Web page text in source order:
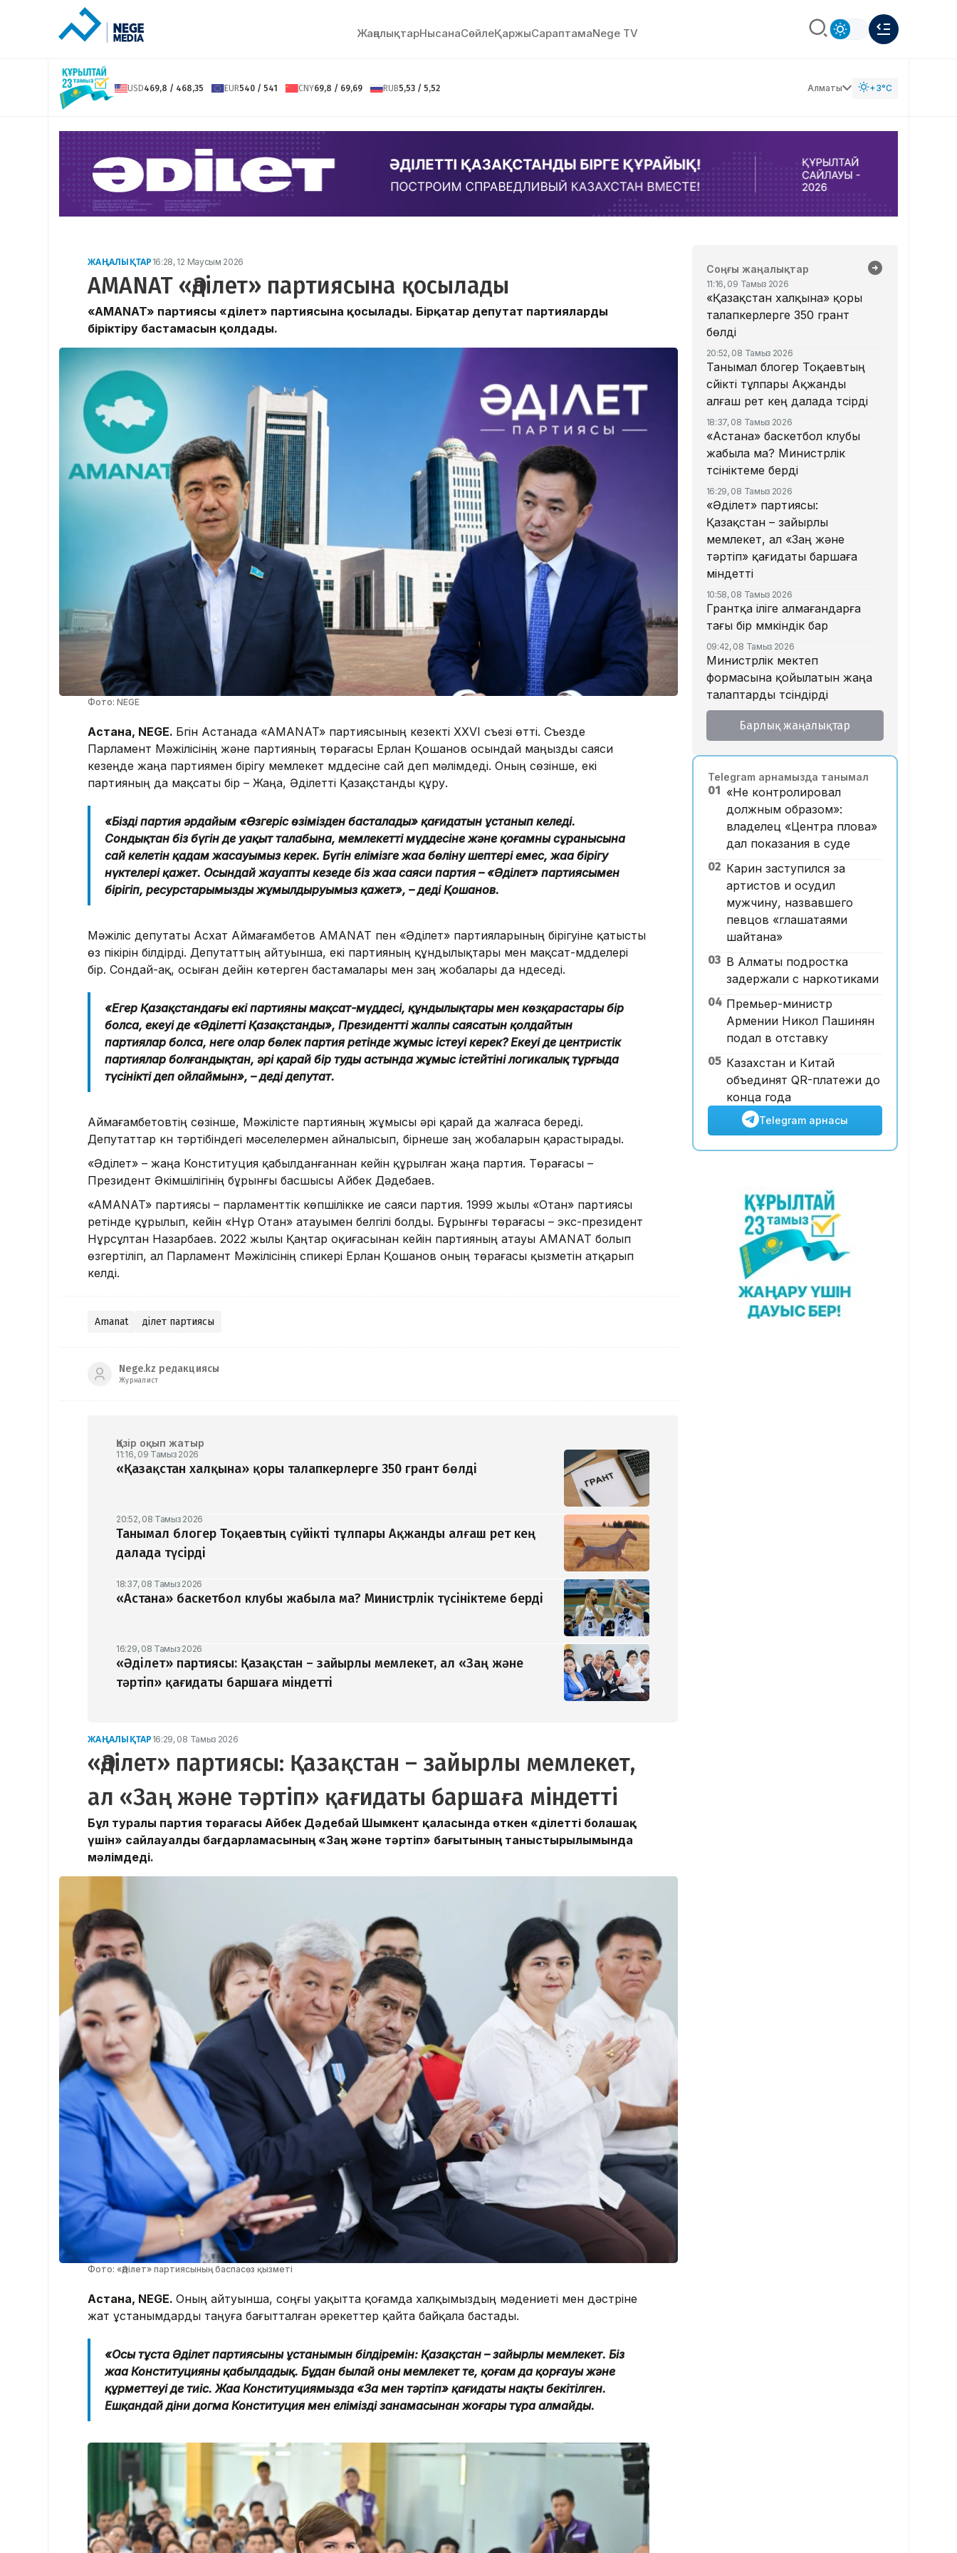
ЖаңалықтарНысанаСөйлeҚаржыСараптамаNege TV
USD469,8 / 468,35 EUR540 / 541 CNY69,8 / 69,69 RUB5,53 / 5,52 Алматы +3°C
ЖАҢАЛЫҚТАР 16:28, 12 Маусым 2026
AMANAT «Әділет» партиясына қосылады
«AMANAT» партиясы «Әділет» партиясына қосылады. Бірқатар депутат партияларды
біріктіру бастамасын қолдады.
Фото: NEGE
Астана, NEGE. Бүгін Астанада «AMANAT» партиясының кезекті XXVI съезі өтті. Съезде
Парламент Мәжілісінің және партияның төрағасы Ерлан Қошанов осындай маңызды саяси
кезеңде жаңа партиямен бірігу мемлекет мүддесіне сай деп мәлімдеді. Оның сөзінше, екі
партияның да мақсаты бір – Жаңа, Әділетті Қазақстанды құру.
«Біздің партия әрдайым «Өзгеріс өзімізден басталады» қағидатын ұстанып келеді.
Сондықтан біз бүгін де уақыт талабына, мемлекеттің мүддесіне және қоғамның сұранысына
сай келетін қадам жасауымыз керек. Бүгін елімізге жаңа бөліну шептері емес, жаңа бірігу
нүктелері қажет. Осындай жауапты кезеңде біз жаңа саяси партия – «Әділет» партиясымен
бірігіп, ресурстарымызды жұмылдыруымыз қажет», – деді Қошанов.
Мәжіліс депутаты Асхат Аймағамбетов AMANAT пен «Әділет» партияларының бірігуіне қатысты
өз пікірін білдірді. Депутаттың айтуынша, екі партияның құндылықтары мен мақсат-мүдделері
бір. Сондай-ақ, осыған дейін көтерген бастамалары мен заң жобалары да үндеседі.
«Егер Қазақстандағы екі партияның мақсат-мүддесі, құндылықтары мен көзқарастары бір
болса, екеуі де «Әділетті Қазақстанды», Президенттің жалпы саясатын қолдайтын
партиялар болса, неге олар бөлек партия ретінде жұмыс істеуі керек? Екеуі де центристік
партиялар болғандықтан, әрі қарай бір тудың астында жұмыс істейтіні логикалық тұрғыда
түсінікті деп ойлаймын», – деді депутат.
Аймағамбетовтің сөзінше, Мәжілісте партияның жұмысы әрі қарай да жалғаса береді.
Депутаттар күн тәртібіндегі мәселелермен айналысып, бірнеше заң жобаларын қарастырады.
«Әділет» – жаңа Конституция қабылданғаннан кейін құрылған жаңа партия. Төрағасы –
Президент Әкімшілігінің бұрынғы басшысы Айбек Дәдебаев.
«AMANAT» партиясы – парламенттік көпшілікке ие саяси партия. 1999 жылы «Отан» партиясы
ретінде құрылып, кейін «Нұр Отан» атауымен белгілі болды. Бұрынғы төрағасы – экс-президент
Нұрсұлтан Назарбаев. 2022 жылы Қаңтар оқиғасынан кейін партияның атауы AMANAT болып
өзгертіліп, ал Парламент Мәжілісінің спикері Ерлан Қошанов оның төрағасы қызметін атқарып
келді.
Amanat Әділет партиясы
Nege.kz редакциясы
Журналист
Қазір оқып жатыр
11:16, 09 Тамыз 2026
«Қазақстан халқына» қоры талапкерлерге 350 грант бөлді
20:52, 08 Тамыз 2026
Танымал блогер Тоқаевтың сүйікті тұлпары Ақжанды алғаш рет кең
далада түсірді
18:37, 08 Тамыз 2026
«Астана» баскетбол клубы жабыла ма? Министрлік түсініктеме берді
16:29, 08 Тамыз 2026
«Әділет» партиясы: Қазақстан – зайырлы мемлекет, ал «Заң және
тәртіп» қағидаты баршаға міндетті
ЖАҢАЛЫҚТАР 16:29, 08 Тамыз 2026
«Әділет» партиясы: Қазақстан – зайырлы мемлекет,
ал «Заң және тәртіп» қағидаты баршаға міндетті
Бұл туралы партия төрағасы Айбек Дәдебай Шымкент қаласында өткен «Әділетті болашақ
үшін» сайлауалды бағдарламасының «Заң және тәртіп» бағытының таныстырылымында
мәлімдеді.
Фото: «Әділет» партиясының баспасөз қызметі
Астана, NEGE. Оның айтуынша, соңғы уақытта қоғамда халқымыздың мәдениеті мен дәстүріне
жат ұстанымдарды таңуға бағытталған әрекеттер қайта байқала бастады.
«Осы тұста Әділет партиясының ұстанымын білдіремін: Қазақстан – зайырлы мемлекет. Біз
жаңа Конституцияны қабылдадық. Бұдан былай оны мемлекет те, қоғам да қорғауы және
құрметтеуі де тиіс. Жаңа Конституциямызда «Заң мен тәртіп» қағидаты нақты бекітілген.
Ешқандай діни догма Конституция мен еліміздің заңнамасынан жоғары тұра алмайды.
Соңғы жаңалықтар
11:16, 09 Тамыз 2026
«Қазақстан халқына» қоры
талапкерлерге 350 грант
бөлді
20:52, 08 Тамыз 2026
Танымал блогер Тоқаевтың
сүйікті тұлпары Ақжанды
алғаш рет кең далада түсірді
18:37, 08 Тамыз 2026
«Астана» баскетбол клубы
жабыла ма? Министрлік
түсініктеме берді
16:29, 08 Тамыз 2026
«Әділет» партиясы:
Қазақстан – зайырлы
мемлекет, ал «Заң және
тәртіп» қағидаты баршаға
міндетті
10:58, 08 Тамыз 2026
Грантқа іліге алмағандарға
тағы бір мүмкіндік бар
09:42, 08 Тамыз 2026
Министрлік мектеп
формасына қойылатын жаңа
талаптарды түсіндірді
18:46, 07 Тамыз 2026
Тойда уағыз айтып, басы
17:47, 07 Тамыз 2026
«Ресейден жеткізілген»:
Алматыда жалған көлік
нөмірлерін сатқан тұрғын
ұсталды
17:29, 07 Тамыз 2026
ЕҮАК отырысында
электрондық сауда туралы
келісімге қол қойылды
16:49, 07 Тамыз 2026
Алматыдағы «Байсат»
базары аукционда 24,7 млрд
теңгеге сатылды
Барлық жаңалықтар
Telegram арнамызда танымал
01 «Не контролировал
должным образом»:
владелец «Центра плова»
дал показания в суде
02 Карин заступился за
артистов и осудил
мужчину, назвавшего
певцов «глашатаями
шайтана»
03 В Алматы подростка
задержали с наркотиками
04 Премьер-министр
Армении Никол Пашинян
подал в отставку
05 Казахстан и Китай
объединят QR-платежи до
конца года
Telegram арнасы